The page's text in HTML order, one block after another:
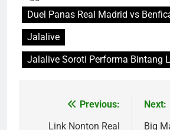
Duel Panas Real Madrid vs
Jalalive
Jalalive Soroti Performa Bintang
Previous:
Link Nonton Real
Next:
Big